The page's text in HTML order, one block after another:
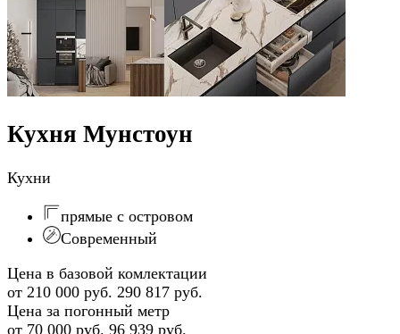
Кухня Мунстоун
Кухни
прямые с островом
Современный
Цена в базовой комлектации
от 210 000 руб. 290 817 руб.
Цена за погонный метр
от 70 000 руб. 96 939 руб.